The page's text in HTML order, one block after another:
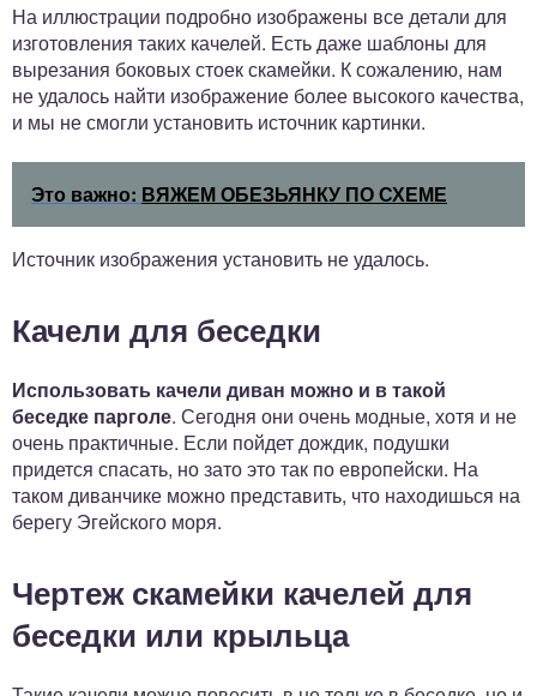
На иллюстрации подробно изображены все детали для
изготовления таких качелей. Есть даже шаблоны для
вырезания боковых стоек скамейки. К сожалению, нам
не удалось найти изображение более высокого качества,
и мы не смогли установить источник картинки.
Это важно: ВЯЖЕМ ОБЕЗЬЯНКУ ПО СХЕМЕ
Источник изображения установить не удалось.
Качели для беседки
Использовать качели диван можно и в такой
беседке парголе. Сегодня они очень модные, хотя и не
очень практичные. Если пойдет дождик, подушки
придется спасать, но зато это так по европейски. На
таком диванчике можно представить, что находишься на
берегу Эгейского моря.
Чертеж скамейки качелей для
беседки или крыльца